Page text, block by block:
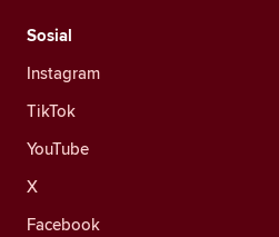
Sosial
Instagram
TikTok
YouTube
X
Facebook